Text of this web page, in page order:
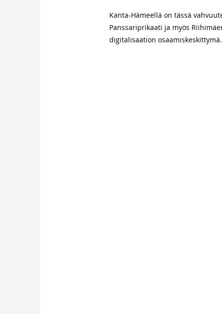
Kanta-Hämeellä on tässä
Panssariprikaati ja myös
digitalisaation